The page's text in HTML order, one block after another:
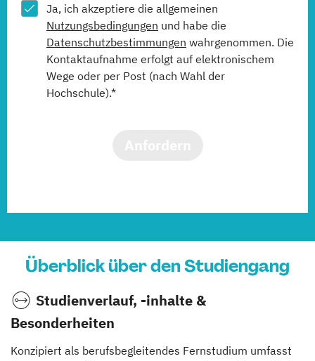
Ja, ich akzeptiere die allgemeinen
Nutzungsbedingungen und habe die
Datenschutzbestimmungen wahrgenommen. Die
Kontaktaufnahme erfolgt auf elektronischem
Wege oder per Post (nach Wahl der
Hochschule).*
Überblick über den Studiengang
Studienverlauf, -inhalte &
Besonderheiten
Konzipiert als berufsbegleitendes Fernstudium umfasst